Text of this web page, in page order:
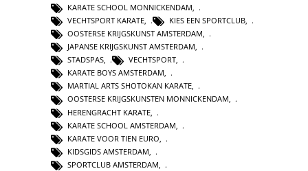
KARATE SCHOOL MONNICKENDAM,
VECHTSPORT KARATE, KIES EEN SPORTCLUB,
OOSTERSE KRIJGSKUNST AMSTERDAM,
JAPANSE KRIJGSKUNST AMSTERDAM,
STADSPAS, VECHTSPORT,
KARATE BOYS AMSTERDAM,
MARTIAL ARTS SHOTOKAN KARATE,
OOSTERSE KRIJGSKUNSTEN MONNICKENDAM,
HERENGRACHT KARATE
KARATE SCHOOL AMSTERDAM
KARATE VOOR TIEN EURO
KIDSGIDS AMSTERDAM
SPORTCLUB AMSTERDAM